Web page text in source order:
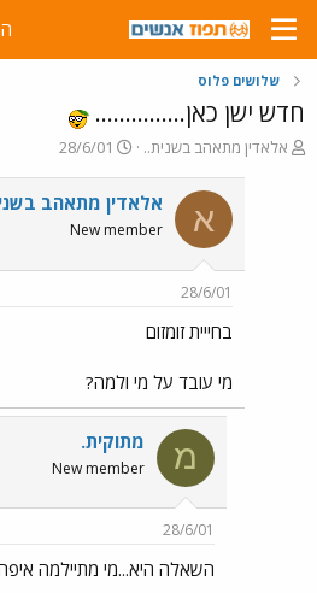
שלושים פלוס
חדש ישן כאן...............
פ
אלאדין מתאהב בשנית..
פ
ס
ם
ת
28/6/01
א אלאדין מתאהב
New member
28/6/01
בחייית זומזום
מי עובד על מי ולמה?
מ מתוקית.
New member
28/6/01
השאלה היא...מי מתיילמה איפה